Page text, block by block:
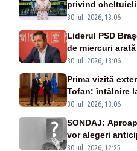
privind
cer
30 iul. 2026, 13:06
Liderul PSD
de miercuri
pentru măsuri
30 iul. 2026, 13:06
Prima vizită
Tofan: întâlnire
președintele
30 iul. 2026, 13:06
SONDAJ:
vor alegeri
30 iul. 2026, 12:25